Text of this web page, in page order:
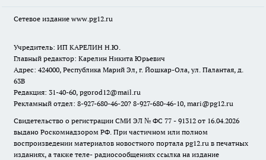
Сетевое издание www.pg12.ru
Учредитель: ИП КАРЕЛИН Н.Ю.
Главный редактор: Карелин Никита Юрьевич
Адрес: 424000, Республика Марий Эл, г. Йошкар-Ола, ул. Палантая, д.
63В
Редакция: 31-40-60, pgorod12@mail.ru
Рекламный отдел: 8-927-680-46-20? 8-927-680-46-10, mari@pg12.ru
Свидетельство о регистрации СМИ ЭЛ № ФС 77 - 91312 от 16.04.2026
выдано Роскомнадзором РФ. При частичном или полном
воспроизведении материалов новостного портала pg12.ru в печатных
изданиях, а также теле- радиосообщениях ссылка на издание